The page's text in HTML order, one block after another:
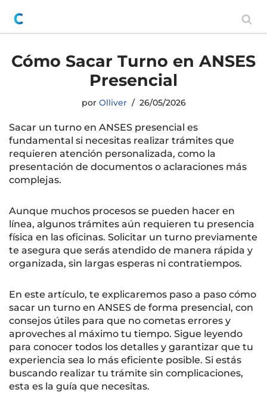
Saltar
contenido
Cómo Sacar Turno en ANSES
Presencial
por Olliver 26/05/2026
Sacar un turno en ANSES presencial es
fundamental si necesitas realizar trámites que
requieren atención personalizada, como la
presentación de documentos o aclaraciones más
complejas.
Aunque muchos procesos se pueden hacer en
línea, algunos trámites aún requieren tu presencia
física en las oficinas. Solicitar un turno previamente
te asegura que serás atendido de manera rápida y
organizada, sin largas esperas ni contratiempos.
En este artículo, te explicaremos paso a paso cómo
sacar un turno en ANSES de forma presencial, con
consejos útiles para que no cometas errores y
aproveches al máximo tu tiempo. Sigue leyendo
para conocer todos los detalles y garantizar que tu
experiencia sea lo más eficiente posible. Si estás
buscando realizar tu trámite sin complicaciones,
esta es la guía que necesitas.